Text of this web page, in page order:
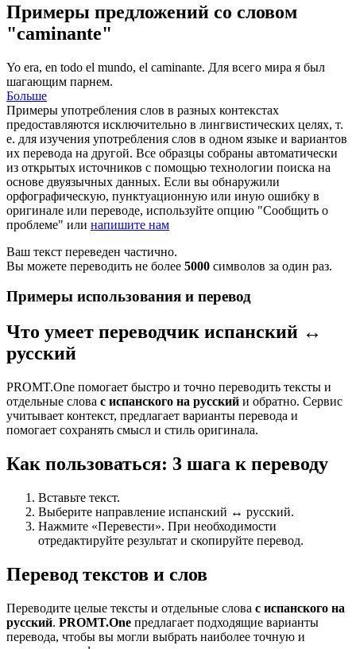
Примеры предложений со словом
"caminante"
Yo era, en todo el mundo, el caminante. Для всего мира я был
шагающим парнем.
Больше
Примеры употребления слов в разных контекстах
предоставляются исключительно в лингвистических целях, т.
е. для изучения употребления слов в одном языке и вариантов
их перевода на другой. Все образцы собраны автоматически
из открытых источников с помощью технологии поиска на
основе двуязычных данных. Если вы обнаружили
орфографическую, пунктуационную или иную ошибку в
оригинале или переводе, используйте опцию "Сообщить о
проблеме" или напишите нам
Ваш текст переведен частично.
Вы можете переводить не более 5000 символов за один раз.
Примеры использования и перевод
Что умеет переводчик испанский ↔
русский
PROMT.One помогает быстро и точно переводить тексты и
отдельные слова с испанского на русский и обратно. Сервис
учитывает контекст, предлагает варианты перевода и
помогает сохранять смысл и стиль оригинала.
Как пользоваться: 3 шага к переводу
Вставьте текст.
Выберите направление испанский ↔ русский.
Нажмите «Перевести». При необходимости
отредактируйте результат и скопируйте перевод.
Перевод текстов и слов
Переводите целые тексты и отдельные слова с испанского на
русский. PROMT.One предлагает подходящие варианты
перевода, чтобы вы могли выбрать наиболее точную и